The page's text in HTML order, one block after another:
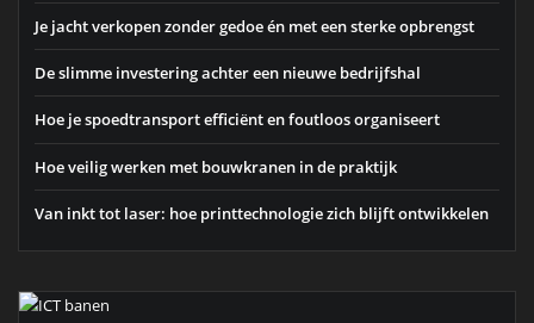
Je jacht verkopen zonder gedoe én met een sterke opbrengst
De slimme investering achter een nieuwe bedrijfshal
Hoe je spoedtransport efficiënt en foutloos organiseert
Hoe veilig werken met bouwkranen in de praktijk
Van inkt tot laser: hoe printtechnologie zich blijft ontwikkelen